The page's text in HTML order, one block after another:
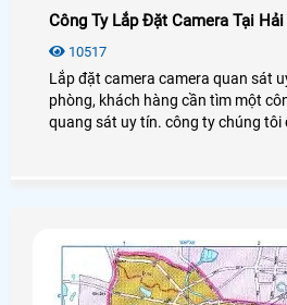
Công Ty Lắp Đặt Camera Tại
10517
Lắp đặt camera camera quan sát
phòng, khách hàng cần tìm một
quang sát uy tín. công ty chúng tôi cung cấp khách hàng